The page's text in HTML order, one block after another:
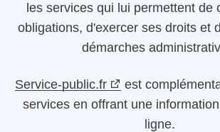
les services qui lui permettent de
obligations, d'exercer ses droits et
démarches
Service-public.fr
est
services en offrant une
ligne.